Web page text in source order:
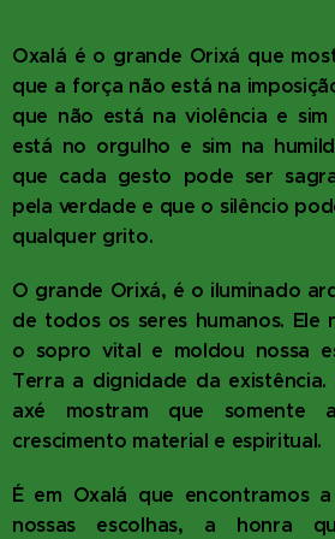
Oxalá é o grande Orixá que
que a força não está na
que não está na violência e
está no orgulho e sim na
que cada gesto pode ser
pela verdade e que o silêncio
qualquer grito.
O grande Orixá, é o iluminado
de todos os seres humanos. Ele
o sopro vital e moldou nossa
Terra a dignidade da existência.
axé mostram que somente
crescimento material e espiritual.
É em Oxalá que encontramos
nossas escolhas, a honra